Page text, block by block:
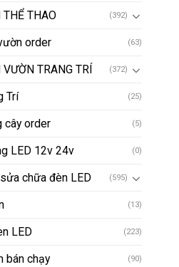
THAO (392)
order (63)
TRANG TRÍ (372)
Trí (25)
cây order (5)
LED 12v 24v (0)
chữa đèn LED (595)
(13)
LED (223)
bán chạy (90)